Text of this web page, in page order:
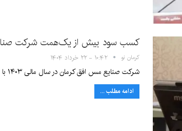
کسب سود بیش از یک‌همت شرکت صنایع
کرمان نو ۱۰:۴۲ - ۲۲ خرداد ۱۴۰۴
شرکت صنایع مس افق کرمان در سال مالی ۱۴۰۳ با اعلام سود ۱۰.۲۰۳.۵۷۹ میلیون ریال، نسبت به مدت مشابه سال قبل، با افزایش ۵۱ درصدی مواجه شد
ادامه مطلب ...